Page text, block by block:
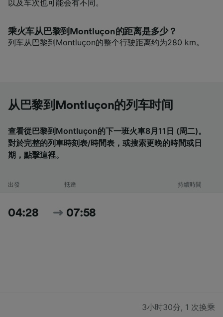
以及车次也可能会有不同。
乘火车从巴黎到Montluçon的距离是多少？
列车从巴黎到Montluçon的整个行驶距离约为280 km。
从巴黎到Montluçon的列车时间
查看從巴黎到Montluçon的下一班火車8月11日 (周二)。
對於完整的列車時刻表/時間表，或搜索更晚的時間或日
期， 點擊這裡。
出發 抵達 持續時間
04:28 07:58
3小时30分, 1 次换乘